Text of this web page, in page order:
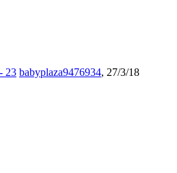
23 babyplaza9476934, 27/3/18